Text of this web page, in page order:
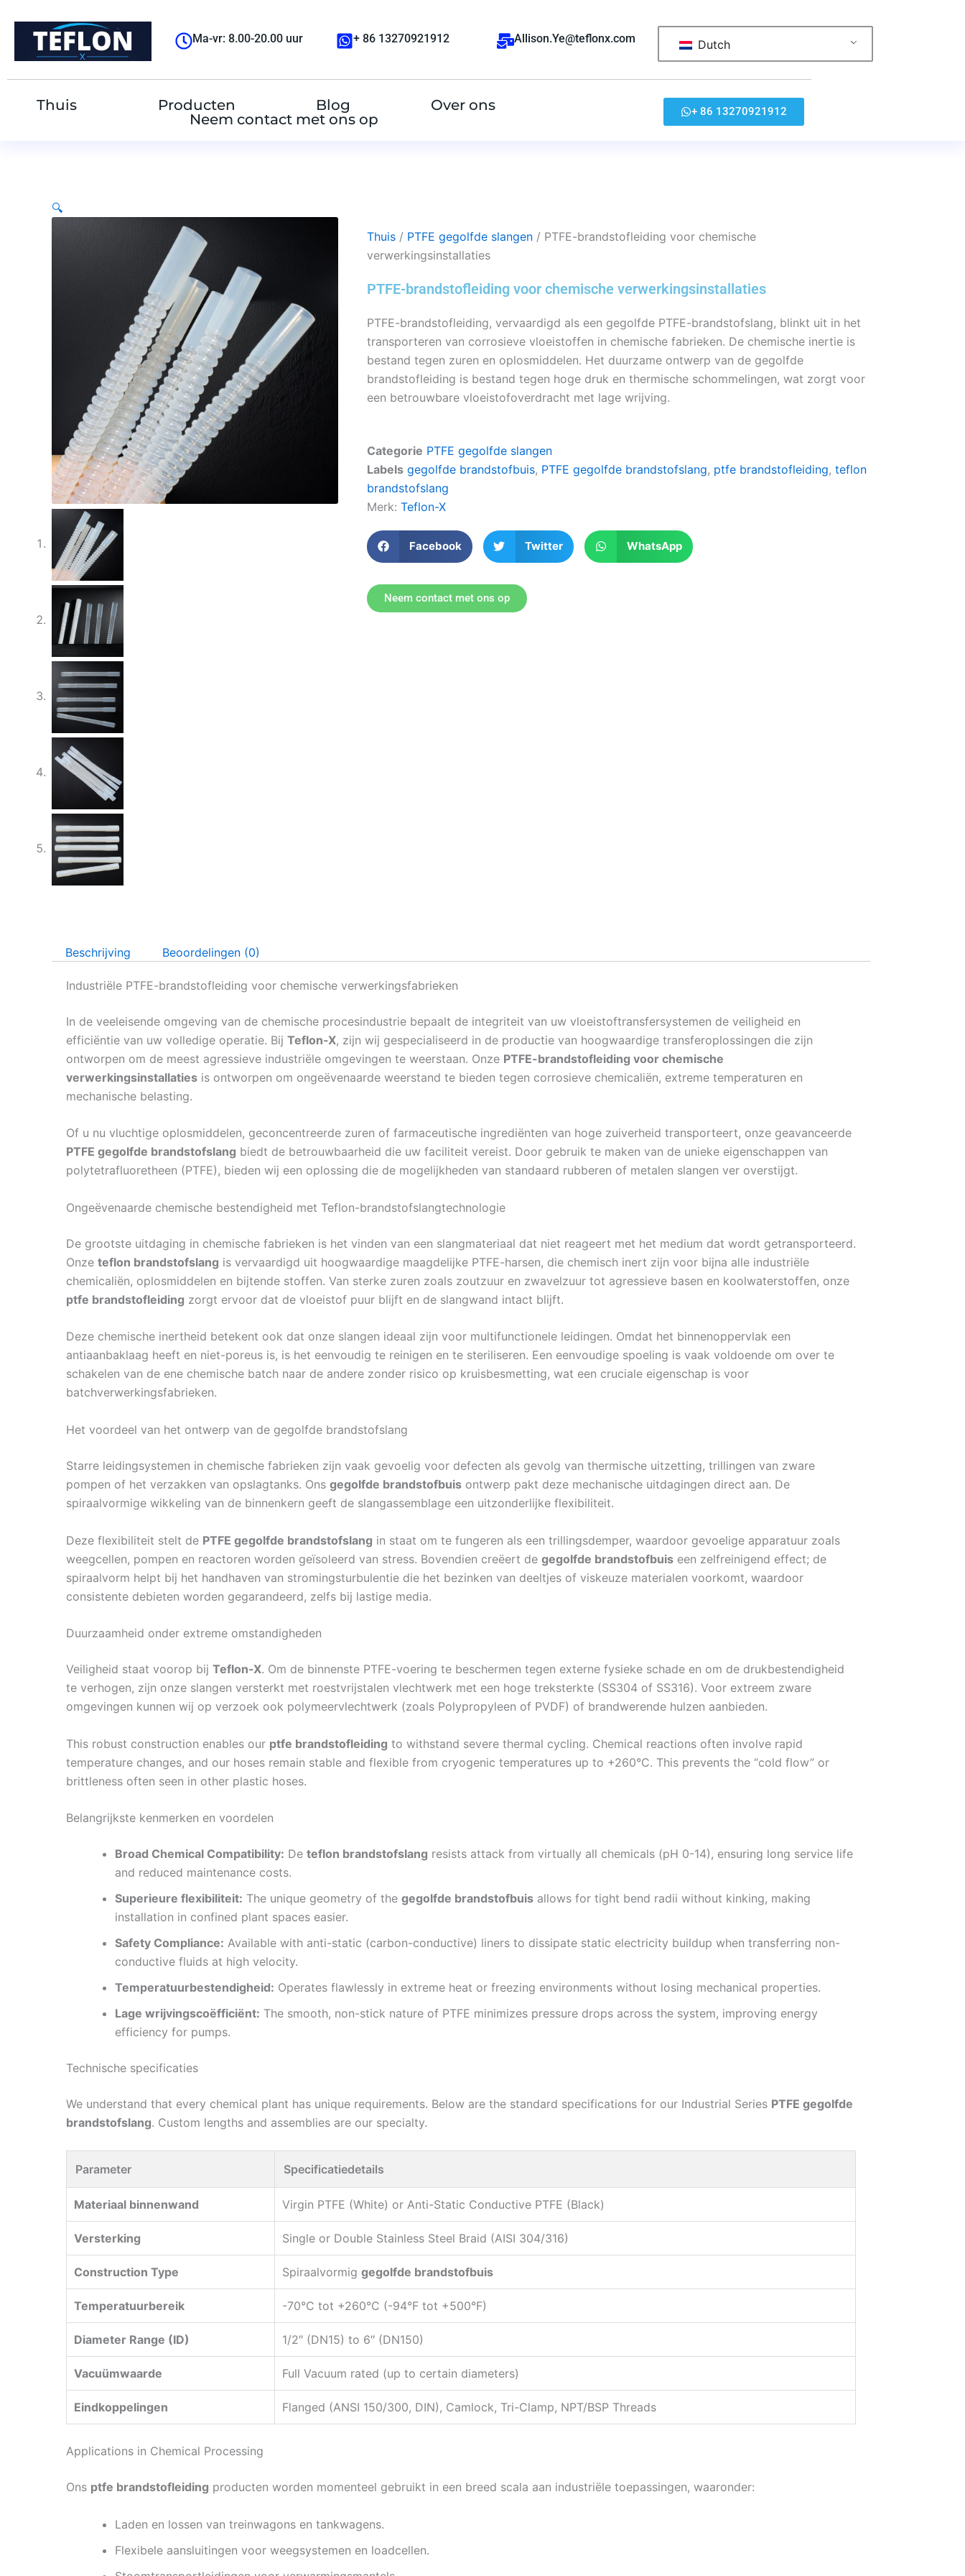
Ma-vr: 8.00-20.00 uur + 86 13270921912 Allison.Ye@teflonx.com Dutch
Thuis Producten Blog
Over ons
Neem contact met ons op
+ 86 13270921912
🔍
Thuis / PTFE gegolfde slangen / PTFE-brandstofleiding voor chemische
verwerkingsinstallaties
PTFE-brandstofleiding voor chemische verwerkingsinstallaties
PTFE-brandstofleiding, vervaardigd als een gegolfde PTFE-brandstofslang, blinkt uit in het
transporteren van corrosieve vloeistoffen in chemische fabrieken. De chemische inertie is
bestand tegen zuren en oplosmiddelen. Het duurzame ontwerp van de gegolfde
brandstofleiding is bestand tegen hoge druk en thermische schommelingen, wat zorgt voor
een betrouwbare vloeistofoverdracht met lage wrijving.
Categorie PTFE gegolfde slangen
Labels gegolfde brandstofbuis, PTFE gegolfde brandstofslang, ptfe brandstofleiding, teflon
brandstofslang
Merk: Teflon-X
Facebook Twitter WhatsApp
Neem contact met ons op
Beschrijving Beoordelingen (0)
Industriële PTFE-brandstofleiding voor chemische verwerkingsfabrieken
In de veeleisende omgeving van de chemische procesindustrie bepaalt de integriteit van uw vloeistoftransfersystemen de veiligheid en
efficiëntie van uw volledige operatie. Bij Teflon-X, zijn wij gespecialiseerd in de productie van hoogwaardige transferoplossingen die zijn
ontworpen om de meest agressieve industriële omgevingen te weerstaan. Onze PTFE-brandstofleiding voor chemische
verwerkingsinstallaties is ontworpen om ongeëvenaarde weerstand te bieden tegen corrosieve chemicaliën, extreme temperaturen en
mechanische belasting.
Of u nu vluchtige oplosmiddelen, geconcentreerde zuren of farmaceutische ingrediënten van hoge zuiverheid transporteert, onze geavanceerde
PTFE gegolfde brandstofslang biedt de betrouwbaarheid die uw faciliteit vereist. Door gebruik te maken van de unieke eigenschappen van
polytetrafluoretheen (PTFE), bieden wij een oplossing die de mogelijkheden van standaard rubberen of metalen slangen ver overstijgt.
Ongeëvenaarde chemische bestendigheid met Teflon-brandstofslangtechnologie
De grootste uitdaging in chemische fabrieken is het vinden van een slangmateriaal dat niet reageert met het medium dat wordt getransporteerd.
Onze teflon brandstofslang is vervaardigd uit hoogwaardige maagdelijke PTFE-harsen, die chemisch inert zijn voor bijna alle industriële
chemicaliën, oplosmiddelen en bijtende stoffen. Van sterke zuren zoals zoutzuur en zwavelzuur tot agressieve basen en koolwaterstoffen, onze
ptfe brandstofleiding zorgt ervoor dat de vloeistof puur blijft en de slangwand intact blijft.
Deze chemische inertheid betekent ook dat onze slangen ideaal zijn voor multifunctionele leidingen. Omdat het binnenoppervlak een
antiaanbaklaag heeft en niet-poreus is, is het eenvoudig te reinigen en te steriliseren. Een eenvoudige spoeling is vaak voldoende om over te
schakelen van de ene chemische batch naar de andere zonder risico op kruisbesmetting, wat een cruciale eigenschap is voor
batchverwerkingsfabrieken.
Het voordeel van het ontwerp van de gegolfde brandstofslang
Starre leidingsystemen in chemische fabrieken zijn vaak gevoelig voor defecten als gevolg van thermische uitzetting, trillingen van zware
pompen of het verzakken van opslagtanks. Ons gegolfde brandstofbuis ontwerp pakt deze mechanische uitdagingen direct aan. De
spiraalvormige wikkeling van de binnenkern geeft de slangassemblage een uitzonderlijke flexibiliteit.
Deze flexibiliteit stelt de PTFE gegolfde brandstofslang in staat om te fungeren als een trillingsdemper, waardoor gevoelige apparatuur zoals
weegcellen, pompen en reactoren worden geïsoleerd van stress. Bovendien creëert de gegolfde brandstofbuis een zelfreinigend effect; de
spiraalvorm helpt bij het handhaven van stromingsturbulentie die het bezinken van deeltjes of viskeuze materialen voorkomt, waardoor
consistente debieten worden gegarandeerd, zelfs bij lastige media.
Duurzaamheid onder extreme omstandigheden
Veiligheid staat voorop bij Teflon-X. Om de binnenste PTFE-voering te beschermen tegen externe fysieke schade en om de drukbestendigheid
te verhogen, zijn onze slangen versterkt met roestvrijstalen vlechtwerk met een hoge treksterkte (SS304 of SS316). Voor extreem zware
omgevingen kunnen wij op verzoek ook polymeervlechtwerk (zoals Polypropyleen of PVDF) of brandwerende hulzen aanbieden.
This robust construction enables our ptfe brandstofleiding to withstand severe thermal cycling. Chemical reactions often involve rapid
temperature changes, and our hoses remain stable and flexible from cryogenic temperatures up to +260°C. This prevents the “cold flow” or
brittleness often seen in other plastic hoses.
Belangrijkste kenmerken en voordelen
Broad Chemical Compatibility: De teflon brandstofslang resists attack from virtually all chemicals (pH 0-14), ensuring long service life
and reduced maintenance costs.
Superieure flexibiliteit: The unique geometry of the gegolfde brandstofbuis allows for tight bend radii without kinking, making
installation in confined plant spaces easier.
Safety Compliance: Available with anti-static (carbon-conductive) liners to dissipate static electricity buildup when transferring non-
conductive fluids at high velocity.
Temperatuurbestendigheid: Operates flawlessly in extreme heat or freezing environments without losing mechanical properties.
Lage wrijvingscoëfficiënt: The smooth, non-stick nature of PTFE minimizes pressure drops across the system, improving energy
efficiency for pumps.
Technische specificaties
We understand that every chemical plant has unique requirements. Below are the standard specifications for our Industrial Series PTFE gegolfde
brandstofslang. Custom lengths and assemblies are our specialty.
Parameter Specificatiedetails
Materiaal binnenwand Virgin PTFE (White) or Anti-Static Conductive PTFE (Black)
Versterking Single or Double Stainless Steel Braid (AISI 304/316)
Construction Type Spiraalvormig gegolfde brandstofbuis
Temperatuurbereik -70°C tot +260°C (-94°F tot +500°F)
Diameter Range (ID) 1/2″ (DN15) to 6″ (DN150)
Vacuümwaarde Full Vacuum rated (up to certain diameters)
Eindkoppelingen Flanged (ANSI 150/300, DIN), Camlock, Tri-Clamp, NPT/BSP Threads
Applications in Chemical Processing
Ons ptfe brandstofleiding producten worden momenteel gebruikt in een breed scala aan industriële toepassingen, waaronder:
Laden en lossen van treinwagons en tankwagens.
Flexibele aansluitingen voor weegsystemen en loadcellen.